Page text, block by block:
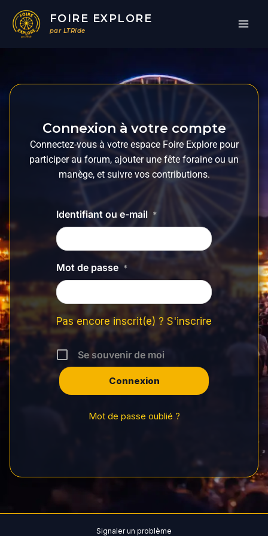
contenu
FOIRE EXPLORE
par LTRide
Connexion à votre compte
Connectez-vous à votre espace Foire Explore pour
participer au forum, ajouter une fête foraine ou un
manège, et suivre vos contributions.
Identifiant ou e-mail *
Mot de passe *
Pas encore inscrit(e) ? S'inscrire
Se souvenir de moi
Mot de passe oublié ?
Signaler un problème